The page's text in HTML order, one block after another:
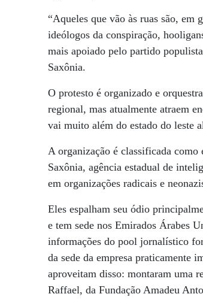
“Aqueles que vão às ruas são, em
ideólogos da conspiração,
mais apoiado pelo partido
Saxônia.
O protesto é organizado e
regional, mas atualmente atraem
vai muito além do estado do leste
A organização é classificada
Saxônia, agência estadual de
em organizações radicais e
Eles espalham seu ódio
e tem sede nos Emirados Árabes
informações do pool jornalístico
da sede da empresa praticamente
aproveitam disso: montaram uma
Raffael, da Fundação Amadeu